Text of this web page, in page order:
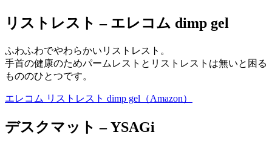
リストレスト – エレコム dimp gel
ふわふわでやわらかいリストレスト。
手首の健康のためパームレストとリストレストは無いと困る
もののひとつです。
エレコム リストレスト dimp gel（Amazon）
デスクマット –YSAGi